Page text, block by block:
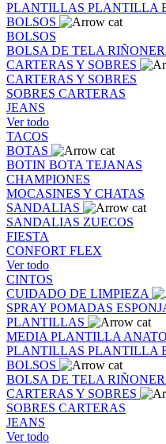
PLANTILLAS PLANTILLA
BOLSOS
BOLSOS
BOLSA DE TELA
CARTERAS Y SOBRES
CARTERAS Y SOBRES
SOBRES CARTERAS
JEANS
Ver todo
TACOS
BOTAS
BOTIN BOTA TEJANAS
CHAMPIONES
MOCASINES Y CHATAS
SANDALIAS
SANDALIAS ZUECOS
FIESTA
CONFORT FLEX
Ver todo
CINTOS
CUIDADO DE LIMPIEZA
SPRAY POMADAS
PLANTILLAS
MEDIA PLANTILLA
PLANTILLAS PLANTILLA
BOLSOS
BOLSA DE TELA
CARTERAS Y SOBRES
SOBRES CARTERAS
JEANS
Ver todo